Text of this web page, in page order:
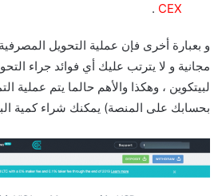
CEX
.
و بعبارة أخرى فإن عملية التحويل
مجانية و لا يترتب عليك أي فوائد جراء
لبيتكوين ، وهكذا والأهم حالما يتم عملية
بحسابك على المنصة) يمكنك شراء كمية